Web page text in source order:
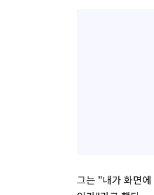
그는 "내가 화면